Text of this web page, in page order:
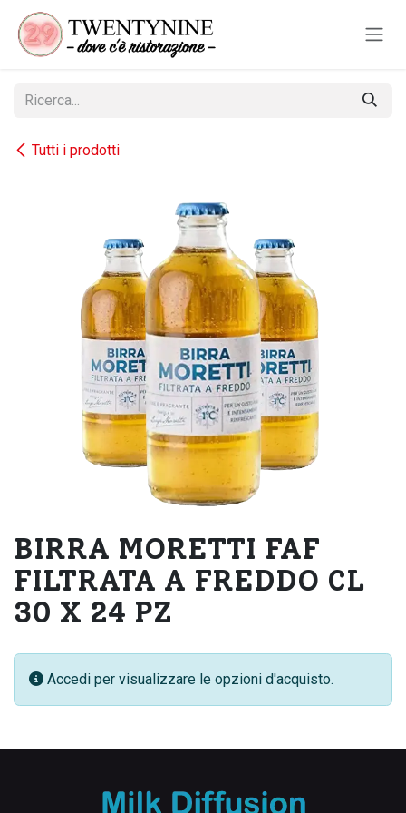
Passa al contenuto
Tutti i prodotti
BIRRA MORETTI FAF
FILTRATA A FREDDO CL
30 X 24 PZ
Accedi per visualizzare le opzioni d'acquisto.